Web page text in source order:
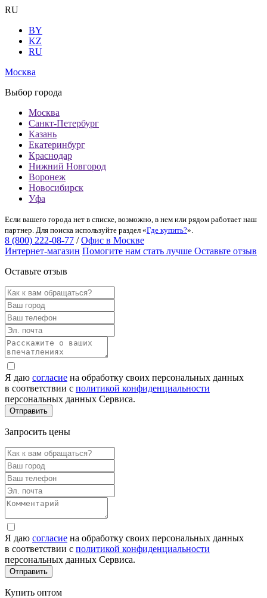
RU
BY
KZ
RU
Москва
Выбор города
Москва
Санкт-Петербург
Казань
Екатеринбург
Краснодар
Нижний Новгород
Воронеж
Новосибирск
Уфа
Если вашего города нет в списке, возможно, в нем или рядом работает наш
партнер. Для поиска используйте раздел «Где купить?».
8 (800) 222-08-77 / Офис в Москве
Интернет-магазин Помогите нам стать лучше Оставьте отзыв
Оставьте отзыв
Я даю согласие на обработку своих персональных данных
в соответствии с политикой конфиденциальности
персональных данных Сервиса.
Запросить цены
Я даю согласие на обработку своих персональных данных
в соответствии с политикой конфиденциальности
персональных данных Сервиса.
Купить оптом